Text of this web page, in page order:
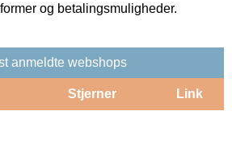
og betalingsmuligheder.
anmeldte webshops
Stjerner Link